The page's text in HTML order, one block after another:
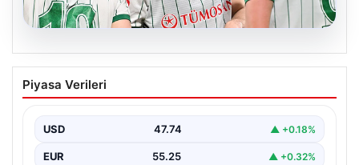
08.08.2026
Berkan Kutlu Konyaspor’a Veda Etti
Sezon boyunca Konyaspor formasıyla gösterdiği
Piyasa Verileri
USD 47.74 ▲ +0.18%
EUR 55.25 ▲ +0.32%